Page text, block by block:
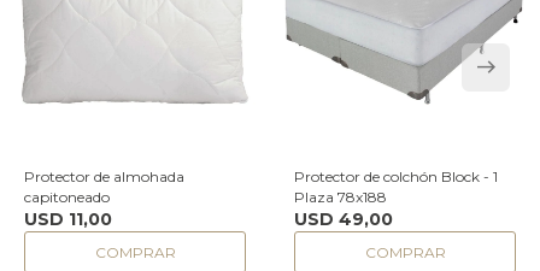
Protector de almohada
capitoneado
USD 11,00
Protector de colchón Block - 1
Plaza 78x188
USD 49,00